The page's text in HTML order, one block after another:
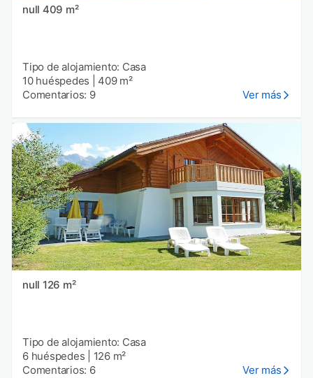
null 409 m²
Tipo de alojamiento: Casa
10 huéspedes
409 m²
Comentarios: 9
Ver más
null 126 m²
Tipo de alojamiento: Casa
6 huéspedes
126 m²
Comentarios: 6
Ver más